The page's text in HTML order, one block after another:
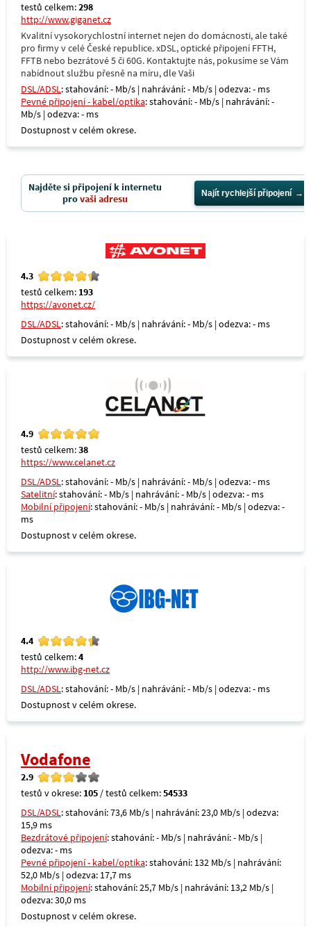
testů celkem:298
http://www.giganet.cz
Kvalitní vysokorychlostní internet nejen do domácnosti, ale také
pro firmy v celé České republice. xDSL, optické připojení FFTH,
FFTB nebo bezrátové 5 či 60G. Kontaktujte nás, pokusíme se Vám
nabídnout službu přesně na míru, dle Vaši
DSL/ADSL: stahování: - Mb/s | nahrávání: - Mb/s | odezva: - ms
Pevné připojení - kabel/optika: stahování: - Mb/s | nahrávání: -
Mb/s | odezva: - ms
Dostupnost v celém okrese.
Najděte si připojení k internetu
provaši adresu Najít rychlejší připojení
4.3
testů celkem: 193
https://avonet.cz/
DSL/ADSL: stahování: - Mb/s | nahrávání: - Mb/s | odezva: - ms
Dostupnost v celém okrese.
4.9
testů celkem:38
https://www.celanet.cz
DSL/ADSL: stahování: - Mb/s | nahrávání: - Mb/s | odezva: - ms
Satelitní: stahování: - Mb/s | nahrávání: - Mb/s | odezva: - ms
Mobilní připojení: stahování: - Mb/s | nahrávání: - Mb/s | odezva: -
ms
Dostupnost v celém okrese.
4.4
testů celkem:4
http://www.ibg-net.cz
DSL/ADSL: stahování: - Mb/s | nahrávání: - Mb/s | odezva: - ms
Dostupnost v celém okrese.
Vodafone
2.9
testů v okrese: 105 / testů celkem:54533
DSL/ADSL: stahování: 73,6 Mb/s | nahrávání: 23,0 Mb/s | odezva:
15,9 ms
Bezdrátové připojení: stahování: - Mb/s | nahrávání: - Mb/s |
odezva: - ms
Pevné připojení - kabel/optika: stahování: 132 Mb/s | nahrávání:
52,0 Mb/s | odezva: 17,7 ms
Mobilní připojení: stahování: 25,7 Mb/s | nahrávání: 13,2 Mb/s |
odezva: 30,0 ms
Dostupnost v celém okrese.